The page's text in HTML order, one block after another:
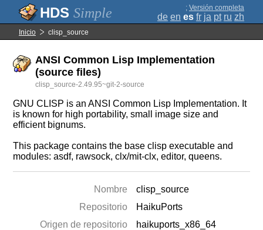
Simple ; Versión completa
de en es fr ja pt ru zh
Inicio clisp_source
ANSI Common Lisp Implementation
(source files)
clisp_source-2.49.95~git-2-source
GNU CLISP is an ANSI Common Lisp Implementation. It
is known for high portability, small image size and
efficient bignums.
This package contains the base clisp executable and
modules: asdf, rawsock, clx/mit-clx, editor, queens.
Nombre
clisp_source
Repositorio
HaikuPorts
Origen de repositorio
haikuports_x86_64